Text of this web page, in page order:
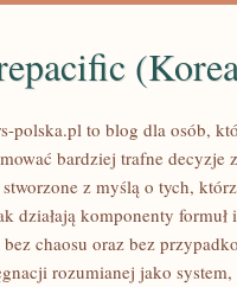
polska.pl to blog dla osób,
bardziej trafne decyzje
z myślą o tych,
działają komponenty
chaosu oraz bez
rozumianej jako